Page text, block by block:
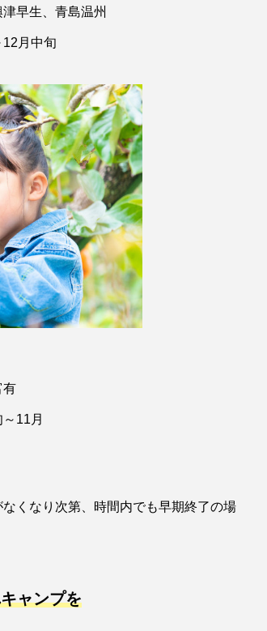
早生、青島温州
月中旬
有
11月
くなり次第、時間内でも早期終了の場
ャンプを